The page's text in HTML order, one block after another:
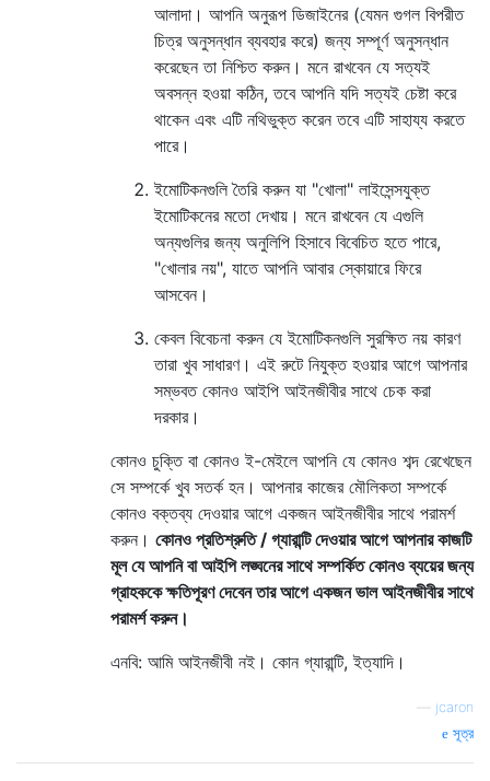
আলাদা। আপনি অনুরূপ ডিজাইনের (যেমন গুগল বিপরীত
চিত্র অনুসন্ধান ব্যবহার করে) জন্য সম্পূর্ণ অনুসন্ধান
করেছেন তা নিশ্চিত করুন। মনে রাখবেন যে সত্যই
অবসন্ন হওয়া কঠিন, তবে আপনি যদি সত্যই চেষ্টা করে
থাকেন এবং এটি নথিভুক্ত করেন তবে এটি সাহায্য করতে
পারে।
ইমোটিকনগুলি তৈরি করুন যা "খোলা" লাইসেন্সযুক্ত
ইমোটিকনের মতো দেখায়। মনে রাখবেন যে এগুলি
অন্যগুলির জন্য অনুলিপি হিসাবে বিবেচিত হতে পারে,
"খোলার নয়", যাতে আপনি আবার স্কোয়ারে ফিরে
আসবেন।
কেবল বিবেচনা করুন যে ইমোটিকনগুলি সুরক্ষিত নয় কারণ
তারা খুব সাধারণ। এই রুটে নিযুক্ত হওয়ার আগে আপনার
সম্ভবত কোনও আইপি আইনজীবীর সাথে চেক করা
দরকার।
কোনও চুক্তি বা কোনও ই-মেইলে আপনি যে কোনও শব্দ রেখেছেন
সে সম্পর্কে খুব সতর্ক হন। আপনার কাজের মৌলিকতা সম্পর্কে
কোনও বক্তব্য দেওয়ার আগে একজন আইনজীবীর সাথে পরামর্শ
করুন। কোনও প্রতিশ্রুতি / গ্যারান্টি দেওয়ার আগে আপনার কাজটি
মূল যে আপনি বা আইপি লঙ্ঘনের সাথে সম্পর্কিত কোনও ব্যয়ের জন্য
গ্রাহককে ক্ষতিপূরণ দেবেন তার আগে একজন ভাল আইনজীবীর সাথে
পরামর্শ করুন।
এনবি: আমি আইনজীবী নই। কোন গ্যারান্টি, ইত্যাদি।
jcaron
সূত্র